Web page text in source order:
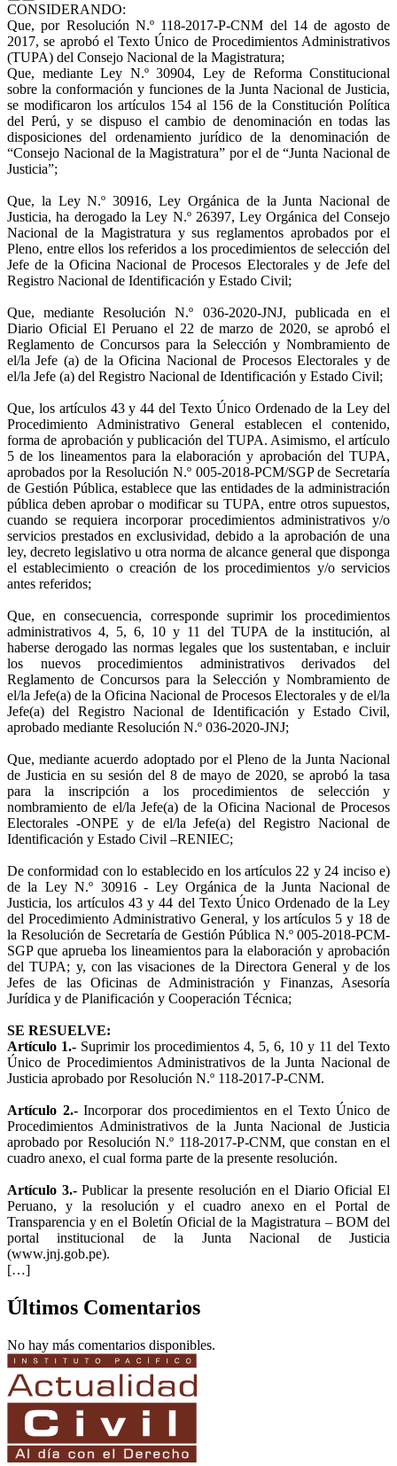
CONSIDERANDO:
Que, por Resolución N.º 118-2017-P-CNM del 14 de agosto de
2017, se aprobó el Texto Único de Procedimientos Administrativos
(TUPA) del Consejo Nacional de la Magistratura;
Que, mediante Ley N.º 30904, Ley de Reforma Constitucional
sobre la conformación y funciones de la Junta Nacional de Justicia,
se modificaron los artículos 154 al 156 de la Constitución Política
del Perú, y se dispuso el cambio de denominación en todas las
disposiciones del ordenamiento jurídico de la denominación de
“Consejo Nacional de la Magistratura” por el de “Junta Nacional de
Justicia”;
Que, la Ley N.º 30916, Ley Orgánica de la Junta Nacional de
Justicia, ha derogado la Ley N.º 26397, Ley Orgánica del Consejo
Nacional de la Magistratura y sus reglamentos aprobados por el
Pleno, entre ellos los referidos a los procedimientos de selección del
Jefe de la Oficina Nacional de Procesos Electorales y de Jefe del
Registro Nacional de Identificación y Estado Civil;
Que, mediante Resolución N.º 036-2020-JNJ, publicada en el
Diario Oficial El Peruano el 22 de marzo de 2020, se aprobó el
Reglamento de Concursos para la Selección y Nombramiento de
el/la Jefe (a) de la Oficina Nacional de Procesos Electorales y de
el/la Jefe (a) del Registro Nacional de Identificación y Estado Civil;
Que, los artículos 43 y 44 del Texto Único Ordenado de la Ley del
Procedimiento Administrativo General establecen el contenido,
forma de aprobación y publicación del TUPA. Asimismo, el artículo
5 de los lineamentos para la elaboración y aprobación del TUPA,
aprobados por la Resolución N.º 005-2018-PCM/SGP de Secretaría
de Gestión Pública, establece que las entidades de la administración
pública deben aprobar o modificar su TUPA, entre otros supuestos,
cuando se requiera incorporar procedimientos administrativos y/o
servicios prestados en exclusividad, debido a la aprobación de una
ley, decreto legislativo u otra norma de alcance general que disponga
el establecimiento o creación de los procedimientos y/o servicios
antes referidos;
Que, en consecuencia, corresponde suprimir los procedimientos
administrativos 4, 5, 6, 10 y 11 del TUPA de la institución, al
haberse derogado las normas legales que los sustentaban, e incluir
los nuevos procedimientos administrativos derivados del
Reglamento de Concursos para la Selección y Nombramiento de
el/la Jefe(a) de la Oficina Nacional de Procesos Electorales y de el/la
Jefe(a) del Registro Nacional de Identificación y Estado Civil,
aprobado mediante Resolución N.º 036-2020-JNJ;
Que, mediante acuerdo adoptado por el Pleno de la Junta Nacional
de Justicia en su sesión del 8 de mayo de 2020, se aprobó la tasa
para la inscripción a los procedimientos de selección y
nombramiento de el/la Jefe(a) de la Oficina Nacional de Procesos
Electorales -ONPE y de el/la Jefe(a) del Registro Nacional de
Identificación y Estado Civil –RENIEC;
De conformidad con lo establecido en los artículos 22 y 24 inciso e)
de la Ley N.º 30916 - Ley Orgánica de la Junta Nacional de
Justicia, los artículos 43 y 44 del Texto Único Ordenado de la Ley
del Procedimiento Administrativo General, y los artículos 5 y 18 de
la Resolución de Secretaría de Gestión Pública N.º 005-2018-PCM-
SGP que aprueba los lineamientos para la elaboración y aprobación
del TUPA; y, con las visaciones de la Directora General y de los
Jefes de las Oficinas de Administración y Finanzas, Asesoría
Jurídica y de Planificación y Cooperación Técnica;
SE RESUELVE:
Artículo 1.- Suprimir los procedimientos 4, 5, 6, 10 y 11 del Texto
Único de Procedimientos Administrativos de la Junta Nacional de
Justicia aprobado por Resolución N.º 118-2017-P-CNM.
Artículo 2.-Incorporar dos procedimientos en el Texto Único de
Procedimientos Administrativos de la Junta Nacional de Justicia
aprobado por Resolución N.º 118-2017-P-CNM, que constan en el
cuadro anexo, el cual forma parte de la presente resolución.
Artículo 3.-Publicar la presente resolución en el Diario Oficial El
Peruano, y la resolución y el cuadro anexo en el Portal de
Transparencia y en el Boletín Oficial de la Magistratura – BOM del
portal institucional de la Junta Nacional de Justicia
(www.jnj.gob.pe).
[…]
Últimos Comentarios
No hay más comentarios disponibles.